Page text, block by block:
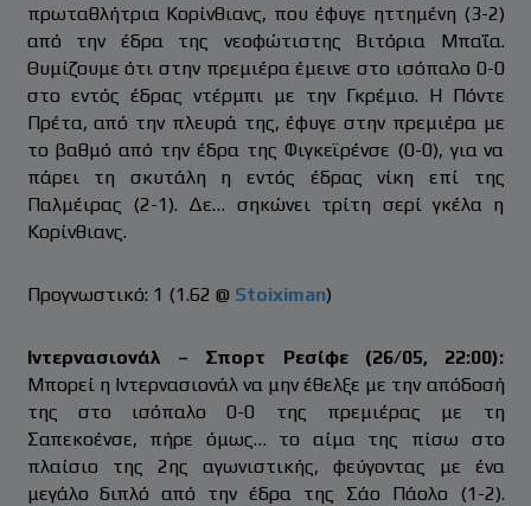
πρωταθλήτρια Κορίνθιανς, που έφυγε ηττημένη (3-2)
από την έδρα της νεοφώτιστης Βιτόρια Μπαΐα.
Θυμίζουμε ότι στην πρεμιέρα έμεινε στο ισόπαλο 0-0
στο εντός έδρας ντέρμπι με την Γκρέμιο. Η Πόντε
Πρέτα, από την πλευρά της, έφυγε στην πρεμιέρα με
το βαθμό από την έδρα της Φιγκεϊρένσε (0-0), για να
πάρει τη σκυτάλη η εντός έδρας νίκη επί της
Παλμέιρας (2-1). Δε… σηκώνει τρίτη σερί γκέλα η
Κορίνθιανς.
Προγνωστικό: 1 (1.62 @ Stoiximan)
Ιντερνασιονάλ – Σπορτ Ρεσίφε (26/05, 22:00):
Μπορεί η Ιντερνασιονάλ να μην έθελξε με την απόδοσή
της στο ισόπαλο 0-0 της πρεμιέρας με τη
Σαπεκοένσε, πήρε όμως… το αίμα της πίσω στο
πλαίσιο της 2ης αγωνιστικής, φεύγοντας με ένα
μεγάλο διπλό από την έδρα της Σάο Πάολο (1-2).